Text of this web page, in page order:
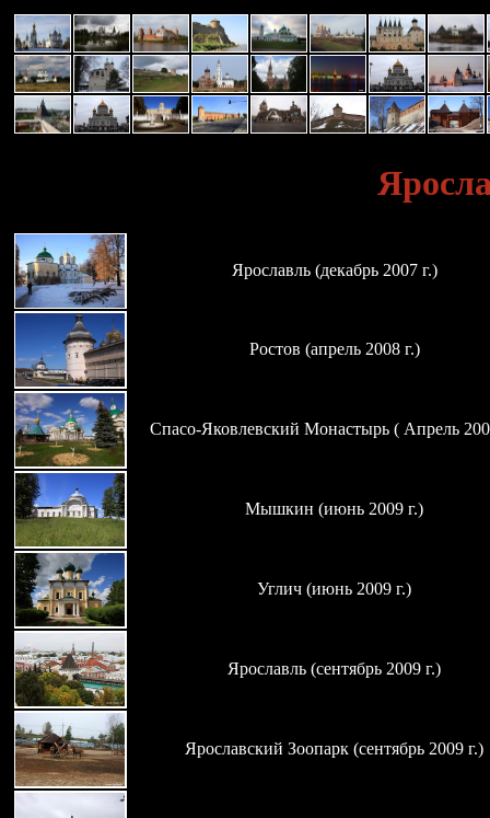
Ярославль (декабрь 2007 г.)
Ростов (апрель 2008 г.)
Спасо-Яковлевский Монастырь ( Апрель
Мышкин (июнь 2009 г.)
Углич (июнь 2009 г.)
Ярославль (сентябрь 2009 г.)
Ярославский Зоопарк (сентябрь 2009 г.)